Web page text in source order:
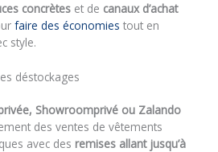
concrètes et de canaux d’achat
faire des économies tout en
style.
déstockages
Showroomprivé ou Zalando
des ventes de vêtements
avec des remises allant jusqu’à